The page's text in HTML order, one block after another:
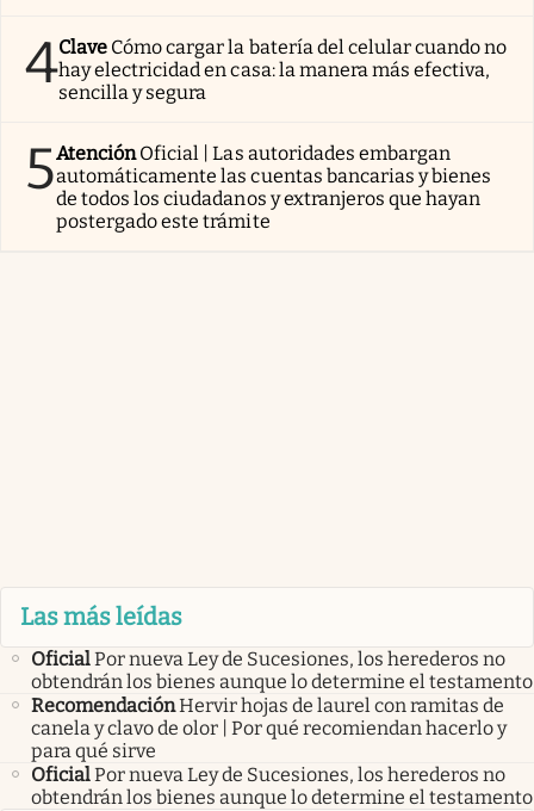
4Clave Cómo cargar la batería del celular cuando no
hay electricidad en casa: la manera más efectiva,
sencilla y segura
5AtenciónOficial | Las autoridades embargan
automáticamente las cuentas bancarias y bienes
de todos los ciudadanos y extranjeros que hayan
postergado este trámite
Las más leídas
OficialPor nueva Ley de Sucesiones, los herederos no
obtendrán los bienes aunque lo determine el testamento
RecomendaciónHervir hojas de laurel con ramitas de
canela y clavo de olor | Por qué recomiendan hacerlo y
para qué sirve
OficialPor nueva Ley de Sucesiones, los herederos no
obtendrán los bienes aunque lo determine el testamento